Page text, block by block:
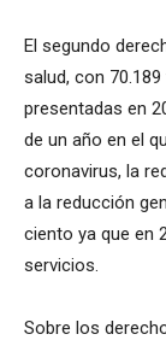
El segundo
salud, con
presentadas en
de un año en el
coronavirus, la
a la reducción
ciento ya que en
servicios.
Sobre los